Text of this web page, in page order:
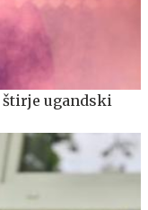
ugandski